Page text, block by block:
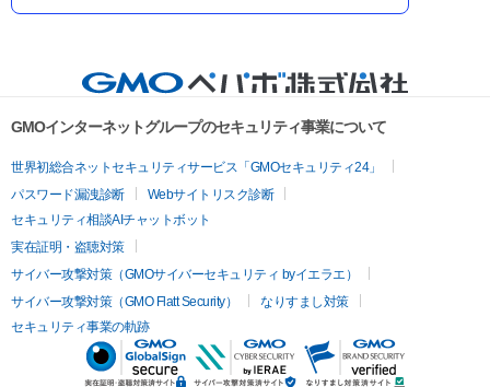
GMOインターネットグループのセキュリティ事業について
世界初総合ネットセキュリティサービス「GMOセキュリティ24」
パスワード漏洩診断
Webサイトリスク診断
セキュリティ相談AIチャットボット
実在証明・盗聴対策
サイバー攻撃対策（GMOサイバーセキュリティ byイエラエ）
サイバー攻撃対策（GMO Flatt Security）
なりすまし対策
セキュリティ事業の軌跡